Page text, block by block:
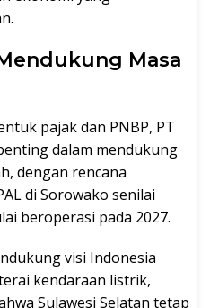
Masa
pajak dan PNBP, PT
dalam mendukung
dengan rencana
di Sorowako senilai
beroperasi pada 2027.
visi Indonesia
kendaraan listrik,
Sulawesi Selatan tetap